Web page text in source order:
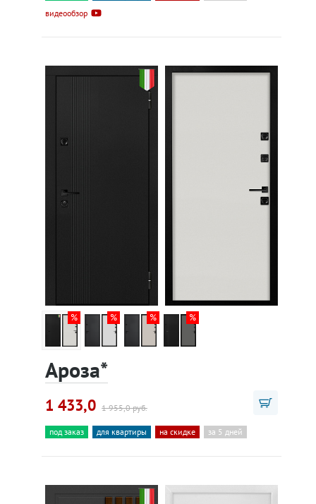
видеообзор
Ароза*
1 433,0 1 955,0 руб.
под заказ для квартиры на скидке за 5 дней